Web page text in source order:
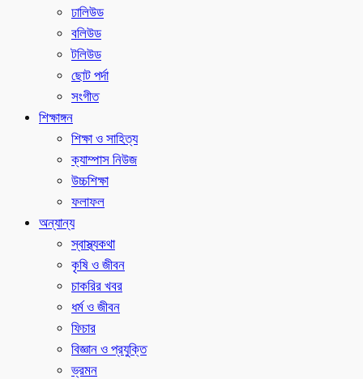
ঢালিউড
বলিউড
টলিউড
ছোট পর্দা
সংগীত
শিক্ষাঙ্গন
শিক্ষা ও সাহিত্য
ক্যাম্পাস নিউজ
উচ্চশিক্ষা
ফলাফল
অন্যান্য
স্বাস্থ্যকথা
কৃষি ও জীবন
চাকরির খবর
ধর্ম ও জীবন
ফিচার
বিজ্ঞান ও প্রযুক্তি
ভ্রমন